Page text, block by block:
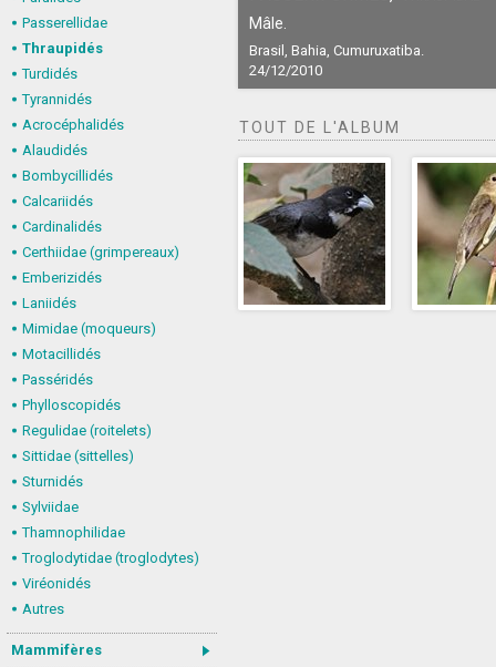
Passerellidae
Thraupidés
Turdidés
Tyrannidés
Acrocéphalidés
Alaudidés
Bombycillidés
Calcariidés
Cardinalidés
Certhiidae (grimpereaux)
Emberizidés
Laniidés
Mimidae (moqueurs)
Motacillidés
Passéridés
Phylloscopidés
Regulidae (roitelets)
Sittidae (sittelles)
Sturnidés
Sylviidae
Thamnophilidae
Troglodytidae (troglodytes)
Viréonidés
Autres
Mammifères
Mâle.
Brasil, Bahia, Cumuruxatiba.
24/12/2010
TOUT DE L'ALBUM